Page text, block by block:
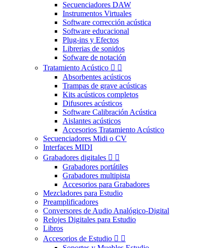
Secuenciadores DAW
Instrumentos Virtuales
Software corrección acústica
Software educacional
Plug-ins y Efectos
Librerias de sonidos
Sofware de notación
Tratamiento Acústico  
Absorbentes acústicos
Trampas de grave acústicas
Kits acústicos completos
Difusores acústicos
Software Calibración Acústica
Aislantes acústicos
Accesorios Tratamiento Acústico
Secuenciadores Midi o CV
Interfaces MIDI
Grabadores digitales  
Grabadores portátiles
Grabadores multipista
Accesorios para Grabadores
Mezcladores para Estudio
Preamplificadores
Conversores de Audio Analógico-Digital
Relojes Digitales para Estudio
Libros
Accesorios de Estudio  